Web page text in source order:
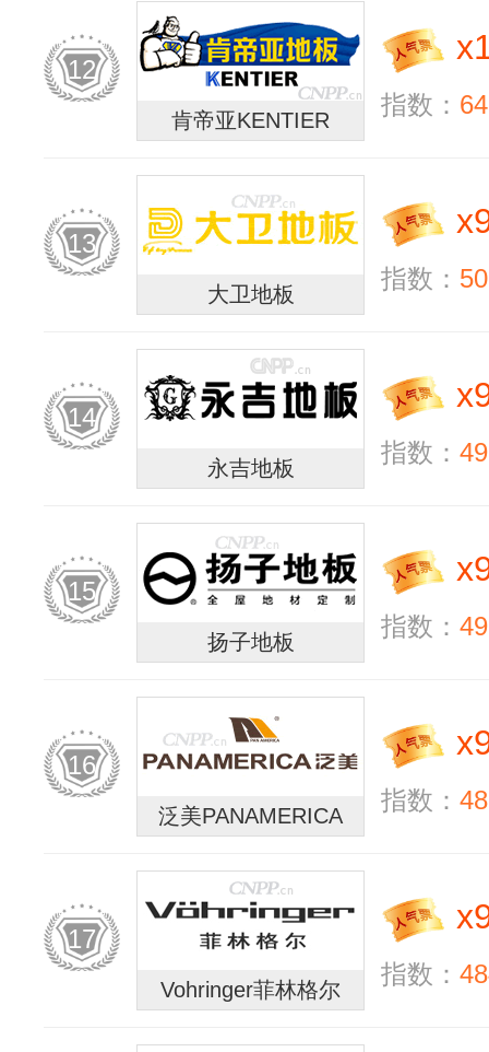
12
肯帝亚KENTIER
x
指数：
13
大卫地板
x
指数：
14
永吉地板
x
指数：
15
扬子地板
x
指数：
16
泛美PANAMERICA
x
指数：
17
Vohringer菲林格尔
x
指数：